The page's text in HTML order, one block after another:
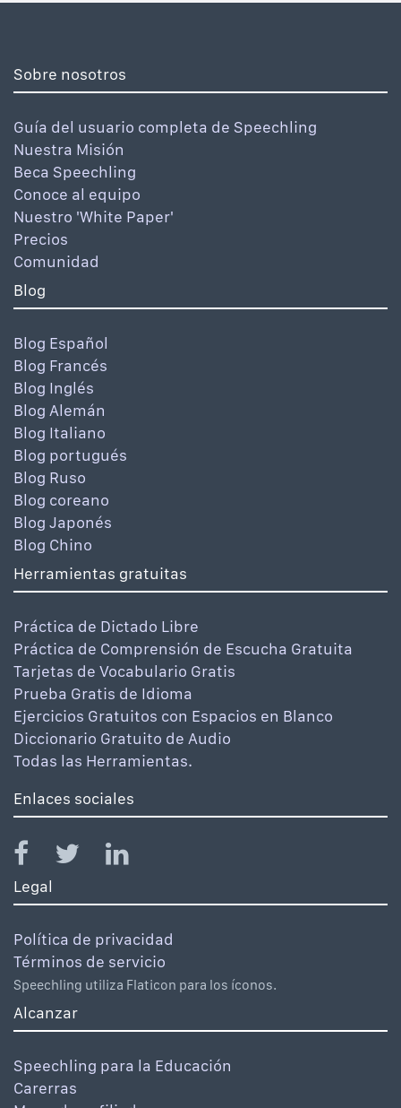
Sobre nosotros
Guía del usuario completa de Speechling
Nuestra Misión
Beca Speechling
Conoce al equipo
Nuestro 'White Paper'
Precios
Comunidad
Blog
Blog Español
Blog Francés
Blog Inglés
Blog Alemán
Blog Italiano
Blog portugués
Blog Ruso
Blog coreano
Blog Japonés
Blog Chino
Herramientas gratuitas
Práctica de Dictado Libre
Práctica de Comprensión de Escucha Gratuita
Tarjetas de Vocabulario Gratis
Prueba Gratis de Idioma
Ejercicios Gratuitos con Espacios en Blanco
Diccionario Gratuito de Audio
Todas las Herramientas.
Enlaces sociales
Legal
Política de privacidad
Términos de servicio
Speechling utiliza Flaticon para los íconos.
Alcanzar
Speechling para la Educación
Carerras